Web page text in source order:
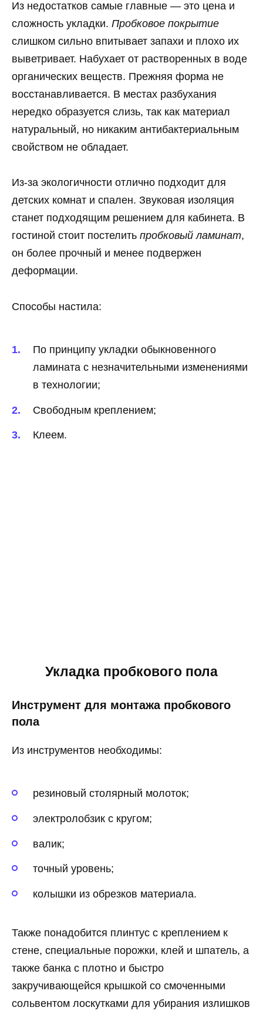
Из недостатков самые главные — это цена и
сложность укладки. Пробковое покрытие
слишком сильно впитывает запахи и плохо их
выветривает. Набухает от растворенных в воде
органических веществ. Прежняя форма не
восстанавливается. В местах разбухания
нередко образуется слизь, так как материал
натуральный, но никаким антибактериальным
свойством не обладает.
Из-за экологичности отлично подходит для
детских комнат и спален. Звуковая изоляция
станет подходящим решением для кабинета. В
гостиной стоит постелить пробковый ламинат,
он более прочный и менее подвержен
деформации.
Способы настила:
По принципу укладки обыкновенного
ламината с незначительными изменениями
в технологии;
Свободным креплением;
Клеем.
Укладка пробкового пола
Инструмент для монтажа пробкового
пола
Из инструментов необходимы:
резиновый столярный молоток;
электролобзик с кругом;
валик;
точный уровень;
колышки из обрезков материала.
Также понадобится плинтус с креплением к
стене, специальные порожки, клей и шпатель, а
также банка с плотно и быстро
закручивающейся крышкой со смоченными
сольвентом лоскутками для убирания излишков